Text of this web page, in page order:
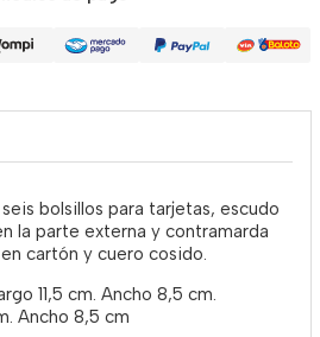
bolsillos para tarjetas, escudo
la parte externa y contramarda
cartón y cuero cosido.
11,5 cm. Ancho 8,5 cm.
Ancho 8,5 cm